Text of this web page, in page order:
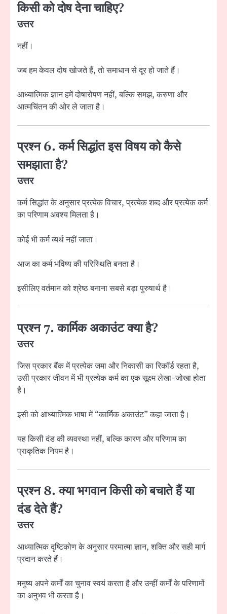
किसी को दोष देना चाहिए?
उत्तर
नहीं।
जब हम केवल दोष खोजते हैं, तो समाधान से दूर हो जाते हैं।
आध्यात्मिक ज्ञान हमें दोषारोपण नहीं, बल्कि समझ, करुणा और
आत्मचिंतन की ओर ले जाता है।
प्रश्न 6. कर्म सिद्धांत इस विषय को कैसे
समझाता है?
उत्तर
कर्म सिद्धांत के अनुसार प्रत्येक विचार, प्रत्येक शब्द और प्रत्येक कर्म
का परिणाम अवश्य मिलता है।
कोई भी कर्म व्यर्थ नहीं जाता।
आज का कर्म भविष्य की परिस्थिति बनता है।
इसीलिए वर्तमान को श्रेष्ठ बनाना सबसे बड़ा पुरुषार्थ है।
प्रश्न 7. कार्मिक अकाउंट क्या है?
उत्तर
जिस प्रकार बैंक में प्रत्येक जमा और निकासी का रिकॉर्ड रहता है,
उसी प्रकार जीवन में भी प्रत्येक कर्म का एक सूक्ष्म लेखा-जोखा होता
है।
इसी को आध्यात्मिक भाषा में “कार्मिक अकाउंट” कहा जाता है।
यह किसी दंड की व्यवस्था नहीं, बल्कि कारण और परिणाम का
प्राकृतिक नियम है।
प्रश्न 8. क्या भगवान किसी को बचाते हैं या
दंड देते हैं?
उत्तर
आध्यात्मिक दृष्टिकोण के अनुसार परमात्मा ज्ञान, शक्ति और सही मार्ग
प्रदान करते हैं।
मनुष्य अपने कर्मों का चुनाव स्वयं करता है और उन्हीं कर्मों के परिणामों
का अनुभव भी करता है।